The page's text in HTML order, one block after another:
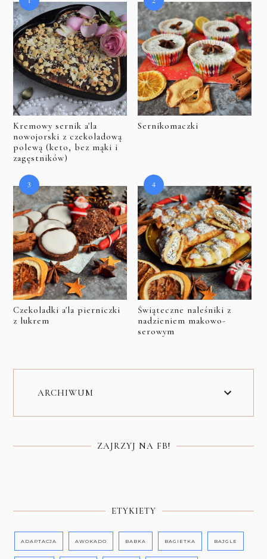
Kremowy sernik a'la
nowojorski z czekoladową
polewą (keto, bez mąki i
zagęstników)
Sernikomaczki
Czekoladki a'la pierniczki
z lukrem
Świąteczne naleśniki z
nadzieniem makowo-
serowym
ARCHIWUM
ZAJRZYJ NA FB!
ETYKIETY
ADAPTACJA AWOKADO BABKA BAGIETKA BAJGLE